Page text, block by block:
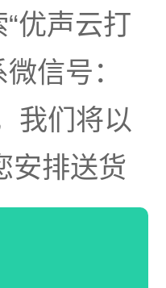
优声云打
信号：
我们将以
安排送货